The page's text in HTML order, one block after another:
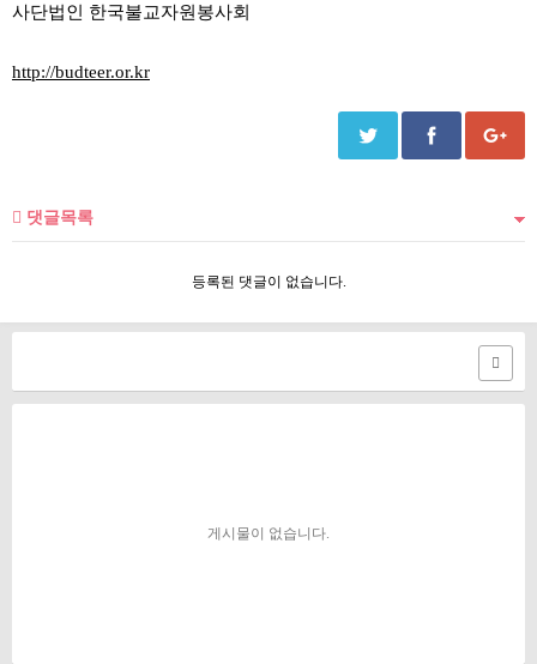
사단법인 한국불교자원봉사회
http://budteer.or.kr
댓글목록
등록된 댓글이 없습니다.
게시물이 없습니다.